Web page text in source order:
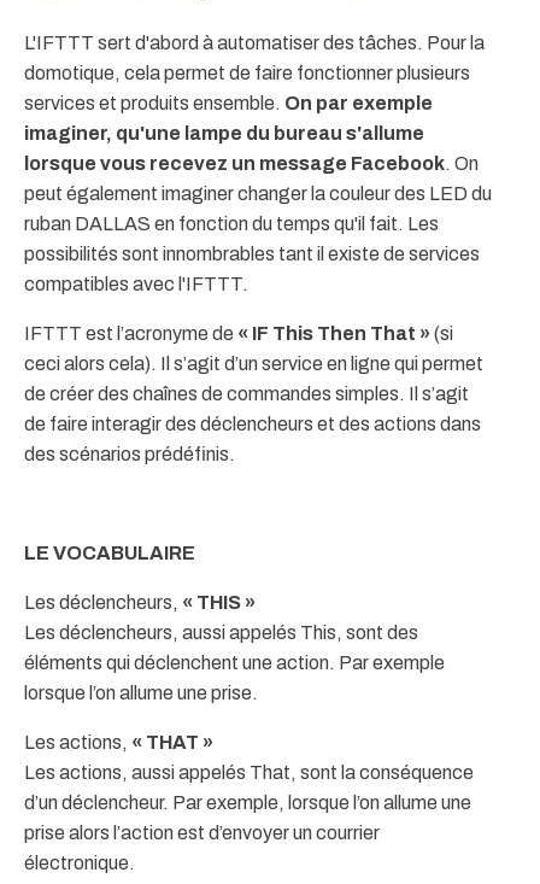
L'IFTTT sert d'abord à automatiser des tâches. Pour la
domotique, cela permet de faire fonctionner plusieurs
services et produits ensemble. On par exemple
imaginer, qu'une lampe du bureau s'allume
lorsque vous recevez un message Facebook. On
peut également imaginer changer la couleur des LED du
ruban DALLAS en fonction du temps qu'il fait. Les
possibilités sont innombrables tant il existe de services
compatibles avec l'IFTTT.
IFTTT est l’acronyme de « IF This Then That » (si
ceci alors cela). Il s’agit d’un service en ligne qui permet
de créer des chaînes de commandes simples. Il s’agit
de faire interagir des déclencheurs et des actions dans
des scénarios prédéfinis.
LE VOCABULAIRE
Les déclencheurs, « THIS »
Les déclencheurs, aussi appelés This, sont des
éléments qui déclenchent une action. Par exemple
lorsque l’on allume une prise.
Les actions, « THAT »
Les actions, aussi appelés That, sont la conséquence
d’un déclencheur. Par exemple, lorsque l’on allume une
prise alors l’action est d’envoyer un courrier
électronique.